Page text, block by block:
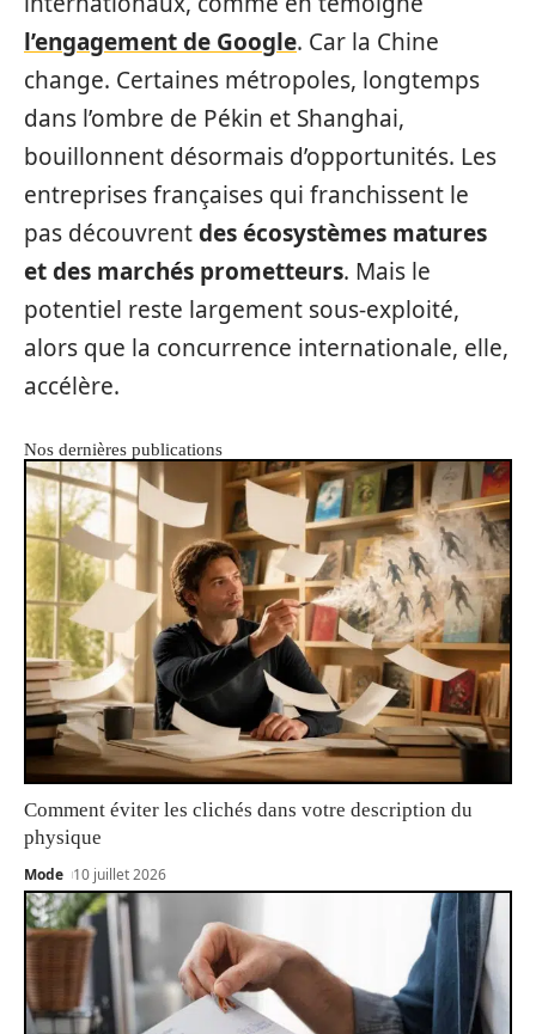
l’engagement de Google. Car la Chine
change. Certaines métropoles, longtemps
dans l’ombre de Pékin et Shanghai,
bouillonnent désormais d’opportunités. Les
entreprises françaises qui franchissent le
pas découvrentdes écosystèmes matures
et des marchés prometteurs. Mais le
potentiel reste largement sous-exploité,
alors que la concurrence internationale, elle,
accélère.
Nos dernières publications
Comment éviter les clichés dans votre description du
physique
Mode 10 juillet 2026